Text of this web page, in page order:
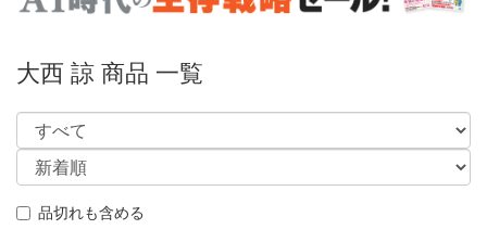
大西 諒 商品 一覧
品切れも含める